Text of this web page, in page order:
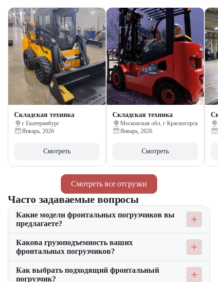
Смотреть все отгрузки
Складская техника
г Екатеринбург
Январь, 2026
Смотреть
Складская техника
Московская обл, г Красногорск
Январь, 2026
Смотреть
Часто задаваемые вопросы
Какие модели фронтальных погрузчиков вы
предлагаете?
погрузчиков для складских и строительных работ от ведущих
производителей. Вы можете выбрать любую модель
фронтального погрузчика на нашем сайте.
Какова грузоподъемность ваших
фронтальных погрузчиков?
грузоподъемностью, что позволяет выбрать оптимальный
Как выбрать подходящий фронтальный
погрузчик?